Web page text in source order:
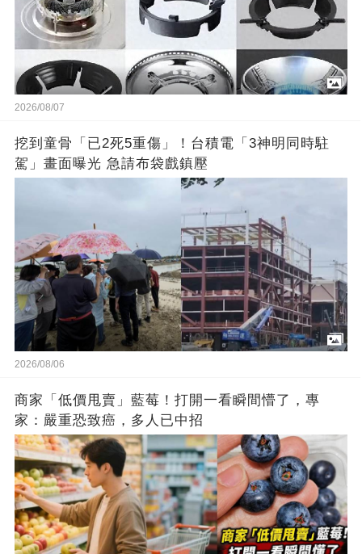
2026/08/07
挖到童骨「已2死5重傷」！台積電「3神明同時駐
駕」畫面曝光 急請布袋戲鎮壓
2026/08/06
商家「低價甩賣」藍莓！打開一看瞬間懵了，專
家：嚴重恐致癌，多人已中招